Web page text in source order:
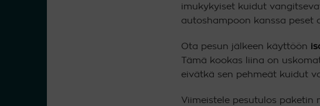
imukykyiset kuidut
autoshampoon kanssa peset
Ota pesun jälkeen käyttöön
Tämä kookas liina on
eivätkä sen pehmeät kuidut
Viimeistele pesutulos paketin